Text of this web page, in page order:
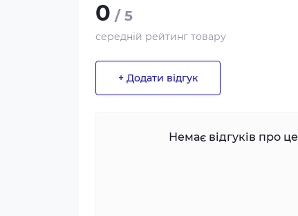
0 / 5
середній рейтинг товару
+ Додати відгук
Немає відгуків про